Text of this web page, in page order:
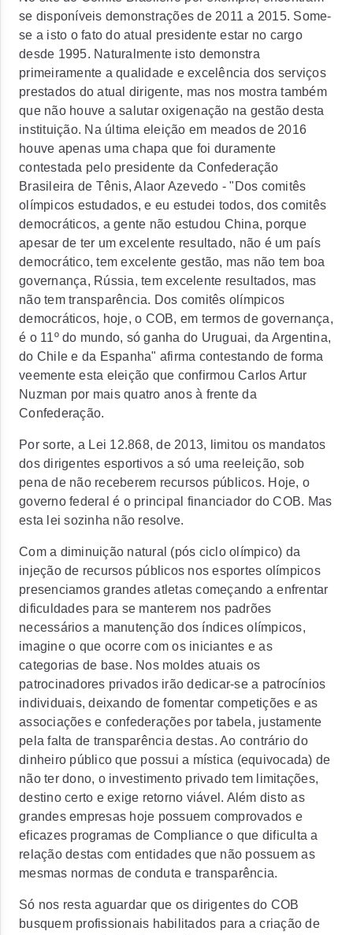
se disponíveis demonstrações de 2011 a 2015. Some-
se a isto o fato do atual presidente estar no cargo
desde 1995. Naturalmente isto demonstra
primeiramente a qualidade e excelência dos serviços
prestados do atual dirigente, mas nos mostra também
que não houve a salutar oxigenação na gestão desta
instituição. Na última eleição em meados de 2016
houve apenas uma chapa que foi duramente
contestada pelo presidente da Confederação
Brasileira de Tênis, Alaor Azevedo - "Dos comitês
olímpicos estudados, e eu estudei todos, dos comitês
democráticos, a gente não estudou China, porque
apesar de ter um excelente resultado, não é um país
democrático, tem excelente gestão, mas não tem boa
governança, Rússia, tem excelente resultados, mas
não tem transparência. Dos comitês olímpicos
democráticos, hoje, o COB, em termos de governança,
é o 11º do mundo, só ganha do Uruguai, da Argentina,
do Chile e da Espanha" afirma contestando de forma
veemente esta eleição que confirmou Carlos Artur
Nuzman por mais quatro anos à frente da
Confederação.
Por sorte, a Lei 12.868, de 2013, limitou os mandatos
dos dirigentes esportivos a só uma reeleição, sob
pena de não receberem recursos públicos. Hoje, o
governo federal é o principal financiador do COB. Mas
esta lei sozinha não resolve.
Com a diminuição natural (pós ciclo olímpico) da
injeção de recursos públicos nos esportes olímpicos
presenciamos grandes atletas começando a enfrentar
dificuldades para se manterem nos padrões
necessários a manutenção dos índices olímpicos,
imagine o que ocorre com os iniciantes e as
categorias de base. Nos moldes atuais os
patrocinadores privados irão dedicar-se a patrocínios
individuais, deixando de fomentar competições e as
associações e confederações por tabela, justamente
pela falta de transparência destas. Ao contrário do
dinheiro público que possui a mística (equivocada) de
não ter dono, o investimento privado tem limitações,
destino certo e exige retorno viável. Além disto as
grandes empresas hoje possuem comprovados e
eficazes programas de Compliance o que dificulta a
relação destas com entidades que não possuem as
mesmas normas de conduta e transparência.
Só nos resta aguardar que os dirigentes do COB
busquem profissionais habilitados para a criação de